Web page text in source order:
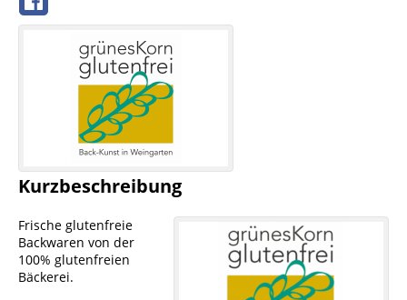
Kurzbeschreibung
Frische glutenfreie
Backwaren von der
100% glutenfreien
Bäckerei.